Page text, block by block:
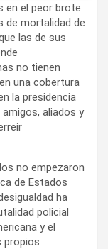
en el peor brote
de mortalidad de
las de sus
no tienen
una cobertura
la presidencia
aliados y
no empezaron
de Estados
ha
policial
y el
propios